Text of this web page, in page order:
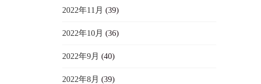
2022年11月 (39)
2022年10月 (36)
2022年9月 (40)
2022年8月 (39)